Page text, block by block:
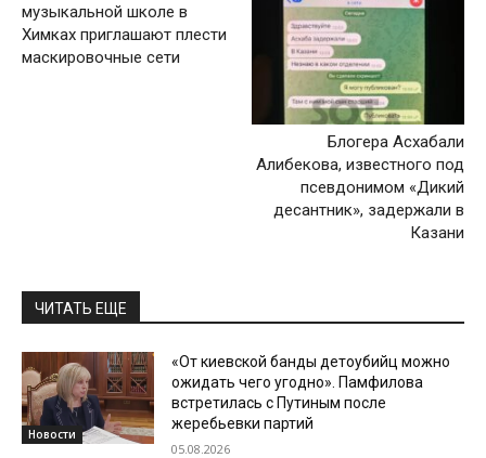
музыкальной школе в
Химках приглашают плести
маскировочные сети
Блогера Асхабали
Алибекова, известного под
псевдонимом «Дикий
десантник», задержали в
Казани
ЧИТАТЬ ЕЩЕ
Новости
«От киевской банды детоубийц можно
ожидать чего угодно». Памфилова
встретилась с Путиным после
жеребьевки партий
05.08.2026